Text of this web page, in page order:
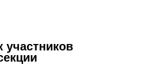
участников